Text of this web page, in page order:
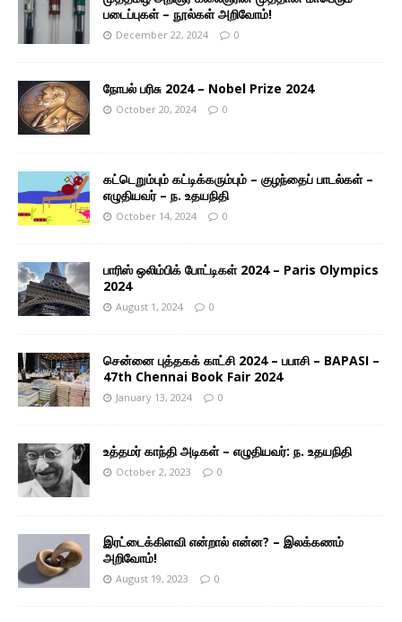
படைப்புகள் – நூல்கள் அறிவோம்!
December 22, 2024 0
நோபல் பரிசு 2024 – Nobel Prize 2024
October 20, 2024 0
கட்டெறும்பும் கட்டிக்கரும்பும் – குழந்தைப் பாடல்கள் –
எழுதியவர் – ந. உதயநிதி
October 14, 2024 0
பாரிஸ் ஒலிம்பிக் போட்டிகள் 2024 – Paris Olympics
2024
August 1, 2024 0
சென்னை புத்தகக் காட்சி 2024 – பபாசி – BAPASI –
47th Chennai Book Fair 2024
January 13, 2024 0
உத்தமர் காந்தி அடிகள் – எழுதியவர்: ந. உதயநிதி
October 2, 2023 0
இரட்டைக்கிளவி என்றால் என்ன? – இலக்கணம்
அறிவோம்!
August 19, 2023 0